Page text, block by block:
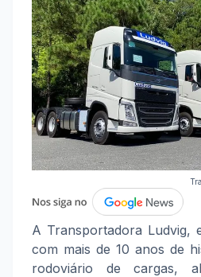
A Transportadora Ludvig,
com mais de 10 anos de
rodoviário de cargas,